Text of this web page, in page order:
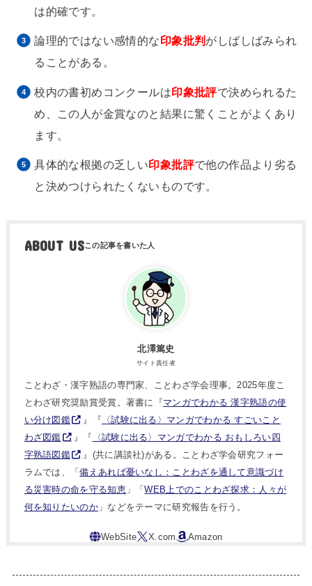
は的確です。
論理的ではない感情的な印象批判 がしばしばみられ
ることがある。
校内の書初めコンクールは印象批評で決められるた
め、この人が金賞なのと結果に驚くことがよくあり
ます。
具体的な根拠の乏しい印象批評で他の作品より劣る
と決めつけられたくないものです。
ABOUT US
北澤篤史
サイト責任者
ことわざ・漢字熟語の専門家、ことわざ学会理事。2025年度こ
とわざ研究奨励賞受賞。著書に『マンガでわかる 漢字熟語の使
い分け図鑑
』『 〈試験に出る〉マンガでわかる すごいこと
わざ図鑑
』『
〈試験に出る〉マンガでわかる おもしろい四
字熟語図鑑
』(共に講談社)がある。ことわざ学会研究フォー
ラムでは、「備えあれば憂いなし：ことわざを通して意識づけ
る災害時の命を守る知恵」「WEB上でのことわざ探求：人々が
何を知りたいのか」などをテーマに研究報告を行う。